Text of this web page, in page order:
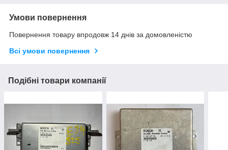
Умови повернення
Повернення товару впродовж 14 днів за домовленістю
Всі умови повернення
Подібні товари компанії